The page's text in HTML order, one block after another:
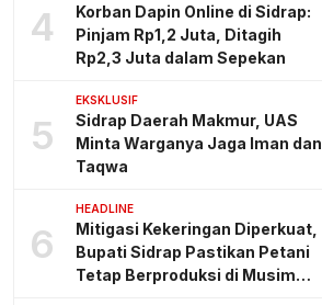
4
Korban Dapin Online di Sidrap:
Pinjam Rp1,2 Juta, Ditagih
Rp2,3 Juta dalam Sepekan
5
EKSKLUSIF
Sidrap Daerah Makmur, UAS
Minta Warganya Jaga Iman dan
Taqwa
6
HEADLINE
Mitigasi Kekeringan Diperkuat,
Bupati Sidrap Pastikan Petani
Tetap Berproduksi di Musim